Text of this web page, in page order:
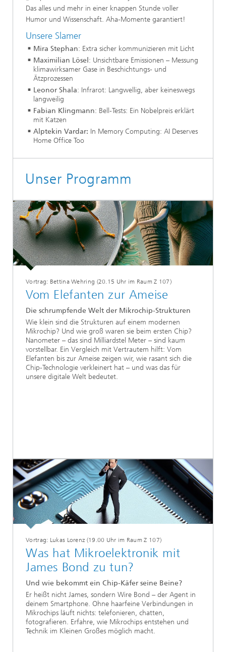
Das alles und mehr in einer knappen Stunde voller
Humor und Wissenschaft. Aha-Momente garantiert!
Unsere Slamer
Mira Stephan: Extra sicher kommunizieren mit Licht
Maximilian Lösel : Unsichtbare Emissionen – Messung
klimawirksamer Gase in Beschichtungs- und
Ätzprozessen
Leonor Shala: Infrarot: Langwellig, aber keineswegs
langweilig
Fabian Klingmann: Bell-Tests: Ein Nobelpreis erklärt
mit Katzen
Alptekin Vardar: In Memory Computing: AI Deserves
Home Office Too
Unser Programm
Vortrag: Bettina Wehring (20.15 Uhr im Raum Z 107)
Vom Elefanten zur Ameise
Die schrumpfende Welt der Mikrochip-Strukturen
Wie klein sind die Strukturen auf einem modernen
Mikrochip? Und wie groß waren sie beim ersten Chip?
Nanometer – das sind Milliardstel Meter – sind kaum
vorstellbar. Ein Vergleich mit Vertrautem hilft: Vom
Elefanten bis zur Ameise zeigen wir, wie rasant sich die
Chip-Technologie verkleinert hat – und was das für
unsere digitale Welt bedeutet.
Vortrag: Lukas Lorenz (19.00 Uhr im Raum Z 107)
Was hat Mikroelektronik mit
James Bond zu tun?
Und wie bekommt ein Chip-Käfer seine Beine?
Er heißt nicht James, sondern Wire Bond – der Agent in
deinem Smartphone. Ohne haarfeine Verbindungen in
Mikrochips läuft nichts: telefonieren, chatten,
fotografieren. Erfahre, wie Mikrochips entstehen und
Technik im Kleinen Großes möglich macht.